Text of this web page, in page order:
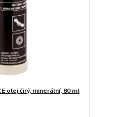
olej čirý, minerální, 80 ml